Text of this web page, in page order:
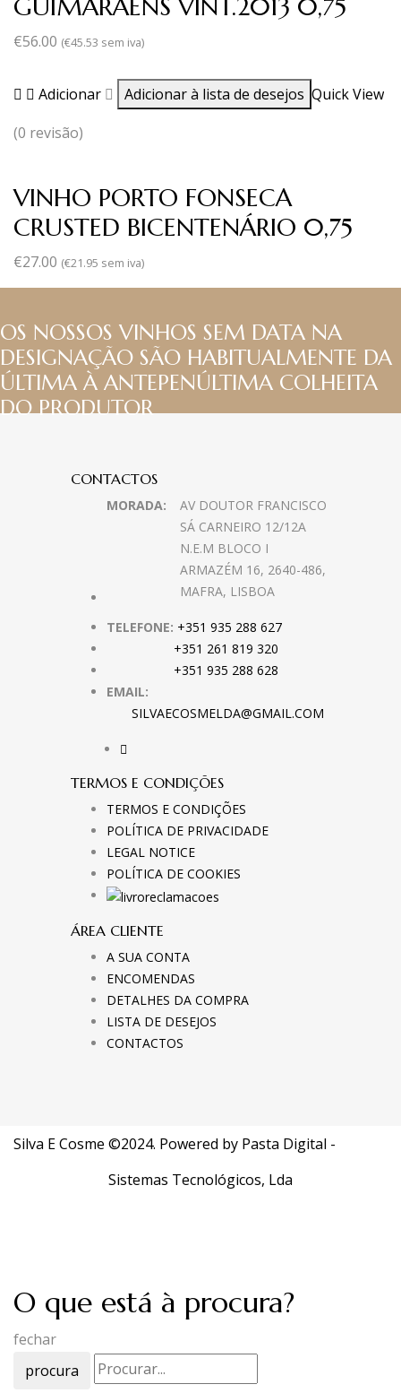
GUIMARAENS VINT.2013 0,75
€56.00 (€45.53 sem iva)
Adicionar Adicionar à lista de desejos Quick View
(0 revisão)
VINHO PORTO FONSECA
CRUSTED BICENTENÁRIO 0,75
€27.00 (€21.95 sem iva)
OS NOSSOS VINHOS SEM DATA NA
DESIGNAÇÃO SÃO HABITUALMENTE DA
ÚLTIMA À ANTEPENÚLTIMA COLHEITA
DO PRODUTOR
CONTACTOS
MORADA:
AV DOUTOR FRANCISCO
SÁ CARNEIRO 12/12A
N.E.M BLOCO I
ARMAZÉM 16, 2640-486,
MAFRA, LISBOA
TELEFONE: +351 935 288 627
+351 261 819 320
+351 935 288 628
EMAIL:
SILVAECOSMELDA@GMAIL.COM
TERMOS E CONDIÇÕES
TERMOS E CONDIÇÕES
POLÍTICA DE PRIVACIDADE
LEGAL NOTICE
POLÍTICA DE COOKIES
ÁREA CLIENTE
A SUA CONTA
ENCOMENDAS
DETALHES DA COMPRA
LISTA DE DESEJOS
CONTACTOS
Silva E Cosme ©2024. Powered by Pasta Digital -
Sistemas Tecnológicos, Lda
O que está à procura?
fechar
procura